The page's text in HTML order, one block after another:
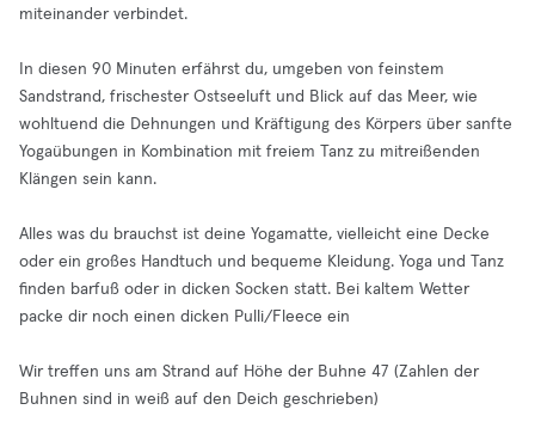
miteinander verbindet.
In diesen 90 Minuten erfährst du, umgeben von feinstem
Sandstrand, frischester Ostseeluft und Blick auf das Meer, wie
wohltuend die Dehnungen und Kräftigung des Körpers über sanfte
Yogaübungen in Kombination mit freiem Tanz zu mitreißenden
Klängen sein kann.
Alles was du brauchst ist deine Yogamatte, vielleicht eine Decke
oder ein großes Handtuch und bequeme Kleidung. Yoga und Tanz
finden barfuß oder in dicken Socken statt. Bei kaltem Wetter
packe dir noch einen dicken Pulli/Fleece ein
Wir treffen uns am Strand auf Höhe der Buhne 47 (Zahlen der
Buhnen sind in weiß auf den Deich geschrieben)